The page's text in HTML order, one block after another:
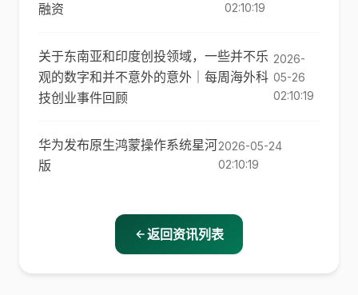
融资
02:10:19
关于东南亚和印度创投领域，一些并不乐
观的数字和并不意外的意外｜每周海外科
技创业事件回顾
2026-
05-26
02:10:19
华为发布原生鸿蒙操作系统星河
版
2026-05-24
02:10:19
返回资讯列表